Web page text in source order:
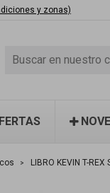
y zonas)
LIBRO KEVIN T-REX